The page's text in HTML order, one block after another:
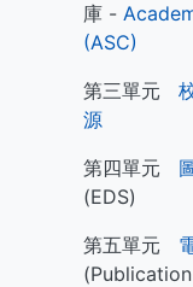
庫 -
(ASC)
第三單元
源
第四單元
(EDS)
第五單元